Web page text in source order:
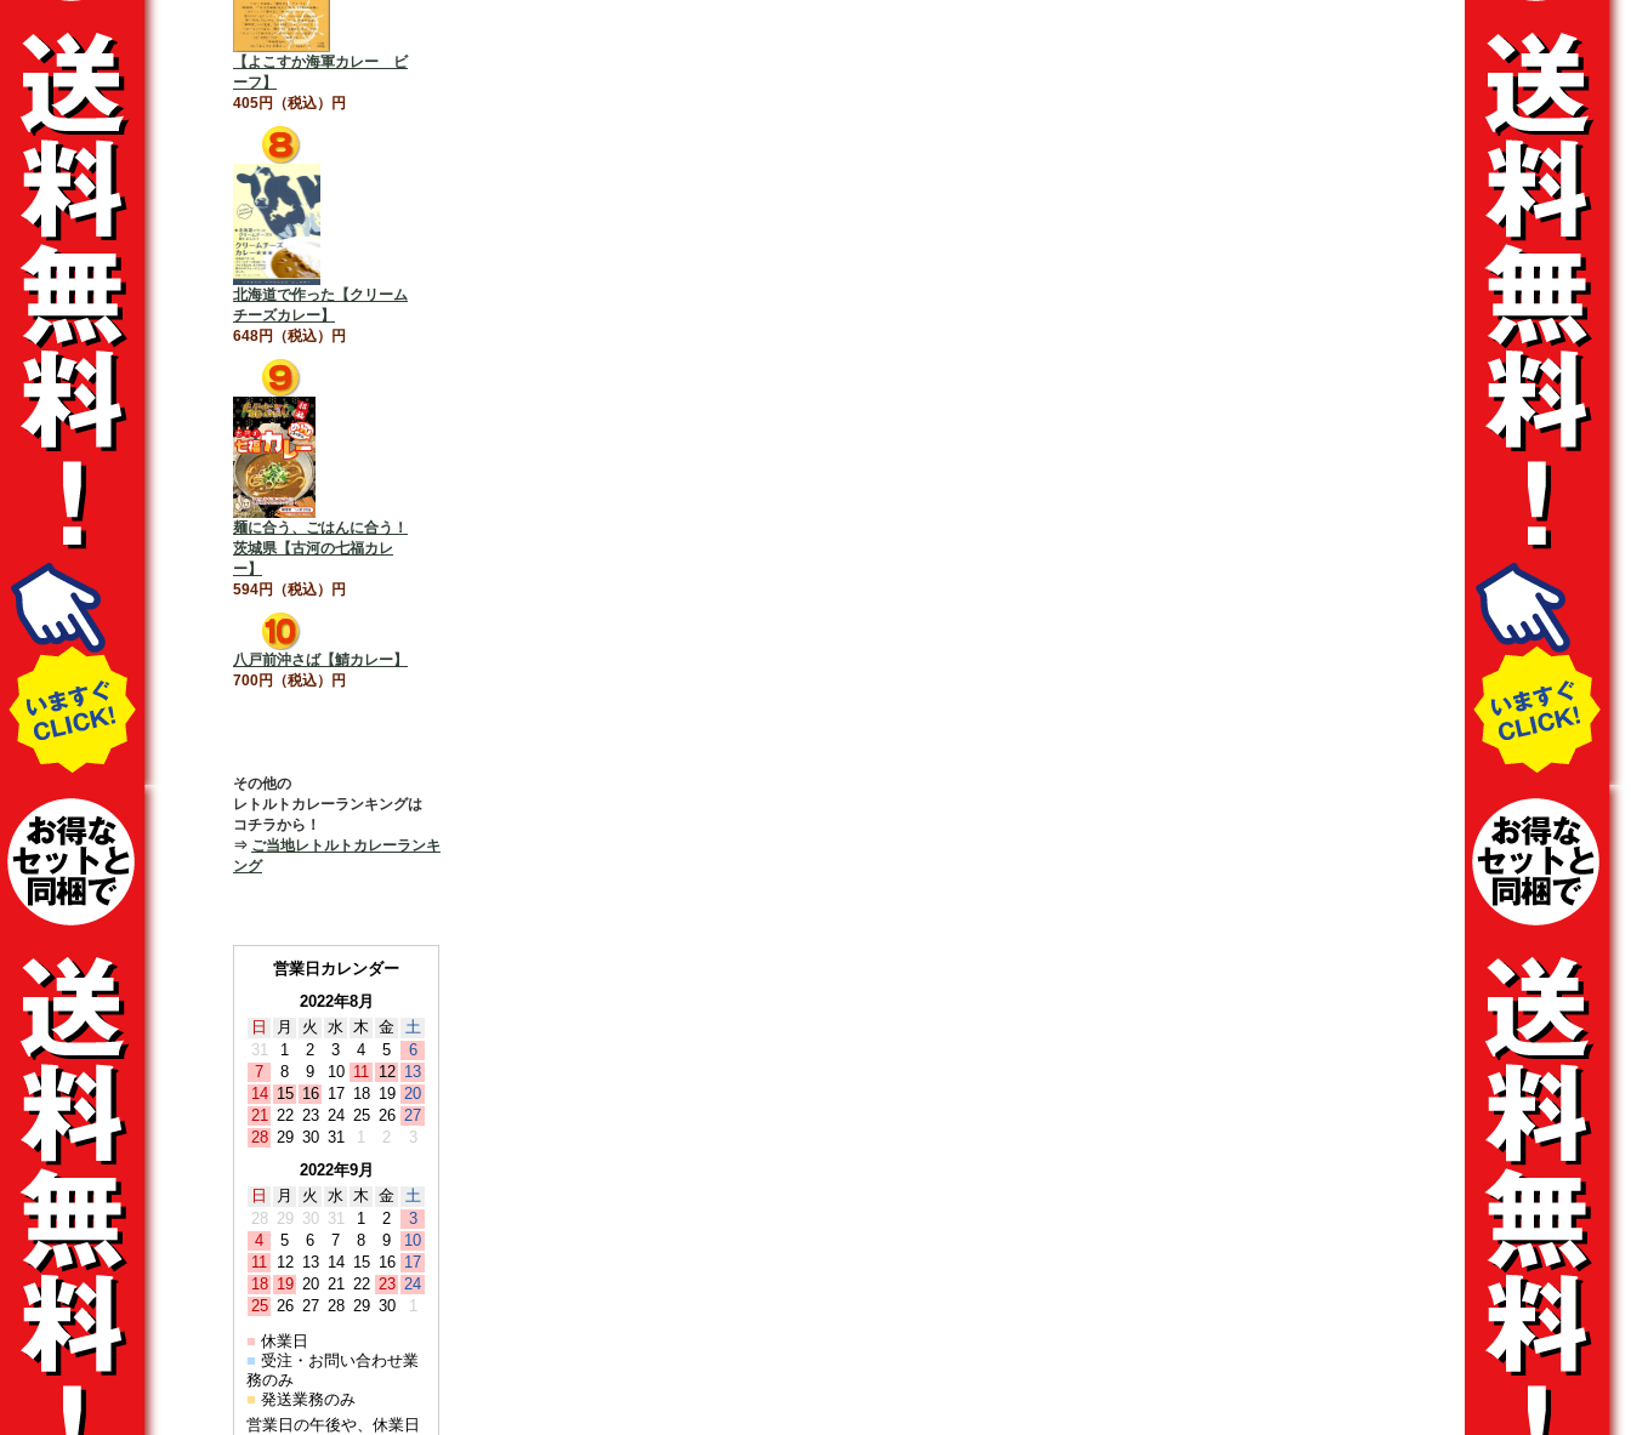
【よこすか海軍カレー ビ
ーフ】
405円（税込）円
北海道で作った【クリーム
チーズカレー】
648円（税込）円
麺に合う、ごはんに合う！
茨城県【古河の七福カレ
ー】
594円（税込）円
八戸前沖さば【鯖カレー】
700円（税込）円
その他の
レトルトカレーランキングは
コチラから！
⇒ ご当地レトルトカレーランキ
ング
営業日カレンダー
2022年8月
日
月 火 水 木 金 土
31
1 2 3 4 5
6
7
8 9 10 11 12 13
14 15 16 17 18 19 20
21 22 23 24 25 26 27
28 29 30 31 1 2
3
2022年9月
日
月 火 水 木 金 土
28 29 30 31 1 2
3
4
5 6 7 8 9
10
11 12 13 14 15 16 17
18 19 20 21 22 23 24
25 26 27 28 29 30 1
■ 休業日
■ 受注・お問い合わせ業
務のみ
■ 発送業務のみ
営業日の午後や、休業日